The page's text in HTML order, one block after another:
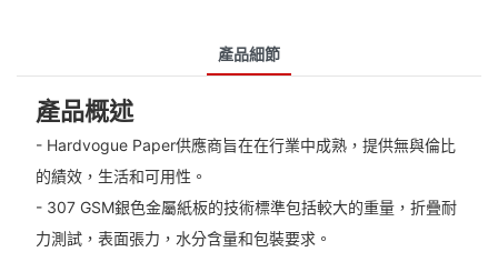
產品細節
產品概述
- Hardvogue Paper供應商旨在在行業中成熟，提供無與倫比
的績效，生活和可用性。
- 307 GSM銀色金屬紙板的技術標準包括較大的重量，折疊耐
力測試，表面張力，水分含量和包裝要求。